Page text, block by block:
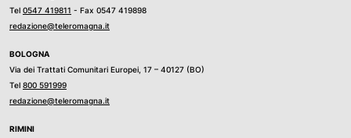
Tel 0547 419811 - Fax 0547 419898
redazione@teleromagna.it
BOLOGNA
Via dei Trattati Comunitari Europei, 17 – 40127 (BO)
Tel 800 591999
redazione@teleromagna.it
RIMINI